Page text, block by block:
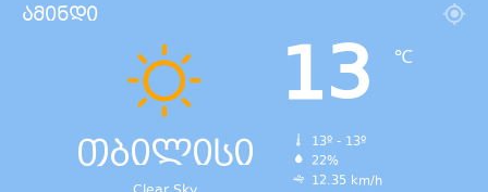
ამინდი
თბილისი
13 ℃
13º - 13º
22%
12.35 km/h